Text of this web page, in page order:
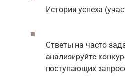
Истории успеха
Ответы на часто
анализируйте
поступающих